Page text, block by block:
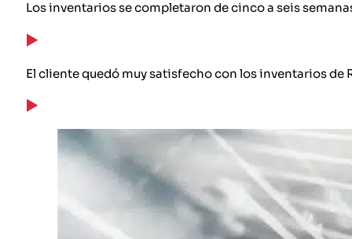
Los inventarios se completaron de cinco a seis
El cliente quedó muy satisfecho con los inventarios de